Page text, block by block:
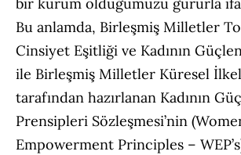
Bu anlamda, Birleşmiş Milletler
Cinsiyet Eşitliği ve Kadının
ile Birleşmiş Milletler Küresel
tarafından hazırlanan Kadının
Prensipleri Sözleşmesi’nin
Empowerment Principles – WEP’s)